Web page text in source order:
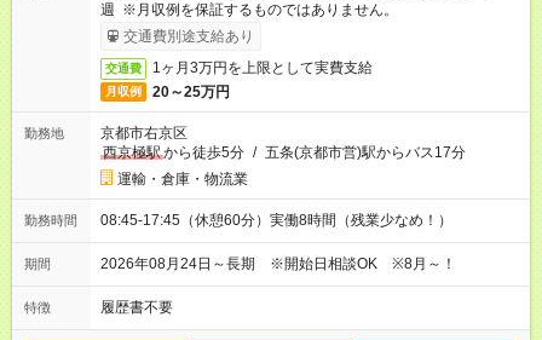
週 ※月収例を保証するものではありません。
交通費別途支給あり
交通費 1ヶ月3万円を上限として実費支給
月収例 20～25万円
勤務地
京都市右京区
西京極駅から徒歩5分 / 五条(京都市営)駅からバス17分
運輸・倉庫・物流業
勤務時間 08:45-17:45（休憩60分）実働8時間（残業少なめ！）
期間 2026年08月24日～長期 ※開始日相談OK ※8月～！
特徴 履歴書不要